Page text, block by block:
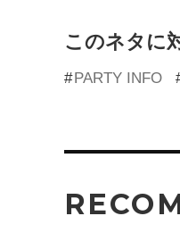
このネタに
PARTY INFO